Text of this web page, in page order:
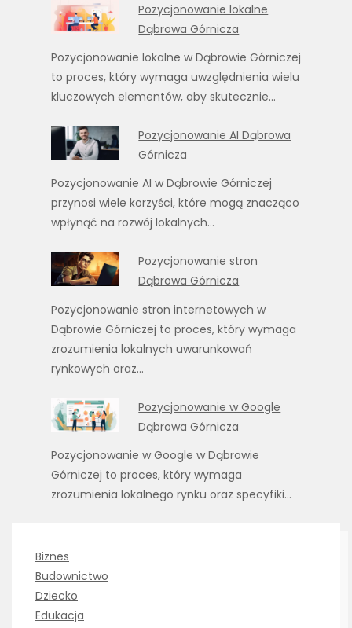
Pozycjonowanie lokalne
Dąbrowa Górnicza
Pozycjonowanie lokalne w Dąbrowie Górniczej
to proces, który wymaga uwzględnienia wielu
kluczowych elementów, aby skutecznie…
Pozycjonowanie AI Dąbrowa
Górnicza
Pozycjonowanie AI w Dąbrowie Górniczej
przynosi wiele korzyści, które mogą znacząco
wpłynąć na rozwój lokalnych…
Pozycjonowanie stron
Dąbrowa Górnicza
Pozycjonowanie stron internetowych w
Dąbrowie Górniczej to proces, który wymaga
zrozumienia lokalnych uwarunkowań
rynkowych oraz…
Pozycjonowanie w Google
Dąbrowa Górnicza
Pozycjonowanie w Google w Dąbrowie
Górniczej to proces, który wymaga
zrozumienia lokalnego rynku oraz specyfiki…
Biznes
Budownictwo
Dziecko
Edukacja